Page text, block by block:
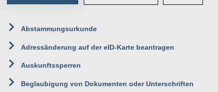
Abstammungsurkunde
Adressänderung auf der eID-Karte beantragen
Auskunftssperren
Beglaubigung von Dokumenten oder Unterschriften
Team II - Bürgerservice
Einwohnermeldeamt
14
Rathaus
23623 Ahrensbök